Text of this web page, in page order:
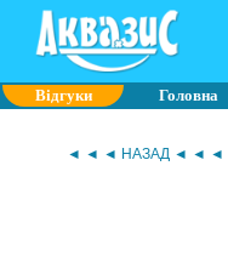
Відгуки Головна
◄ ◄ ◄ НАЗАД ◄ ◄ ◄